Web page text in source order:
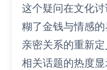
这个疑问在文化
糊了金钱与情感
亲密关系的重新
相关话题的热度